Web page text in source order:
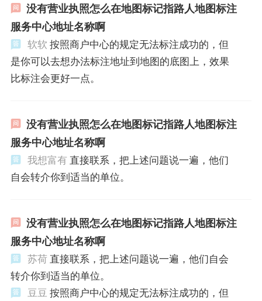
没有营业执照怎么在地图标记指路人地图标注
服务中心地址名称啊
软软 按照商户中心的规定无法标注成功的，但
是你可以去想办法标注地址到地图的底图上，效果
比标注会更好一点。
没有营业执照怎么在地图标记指路人地图标注
服务中心地址名称啊
我想富有 直接联系，把上述问题说一遍，他们
自会转介你到适当的单位。
没有营业执照怎么在地图标记指路人地图标注
服务中心地址名称啊
苏荷 直接联系，把上述问题说一遍，他们自会
转介你到适当的单位。
豆豆 按照商户中心的规定无法标注成功的，但